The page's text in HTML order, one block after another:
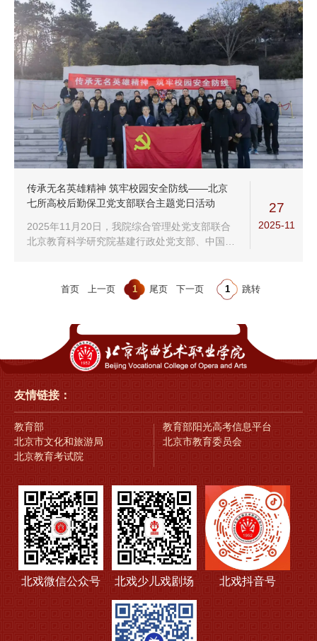
传承无名英雄精神 筑牢校园安全防线——北京
七所高校后勤保卫党支部联合主题党日活动
2025年11月20日，我院综合管理处党支部联合
北京教育科学研究院基建行政处党支部、中国科
工学院机关第五党支部、北京...
27
2025-11
首页 上一页 1 尾页 下一页 跳转
友情链接：
教育部
北京市文化和旅游局
教育部阳光高考信息平台
北京市教育委员会
北京教育考试院
北戏微信公众号 北戏少儿戏剧场 北戏抖音号